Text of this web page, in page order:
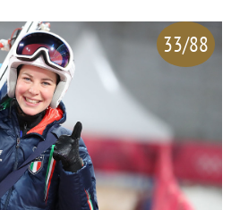
33/88